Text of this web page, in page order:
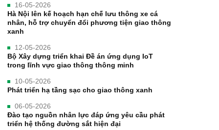
16-05-2026
Hà Nội lên kế hoạch hạn chế lưu thông xe cá
nhân, hỗ trợ chuyển đổi phương tiện giao thông
xanh
12-05-2026
Bộ Xây dựng triển khai Đề án ứng dụng IoT
trong lĩnh vực giao thông thông minh
10-05-2026
Phát triển hạ tầng sạc cho giao thông xanh
06-05-2026
Đào tạo nguồn nhân lực đáp ứng yêu cầu phát
triển hệ thống đường sắt hiện đại